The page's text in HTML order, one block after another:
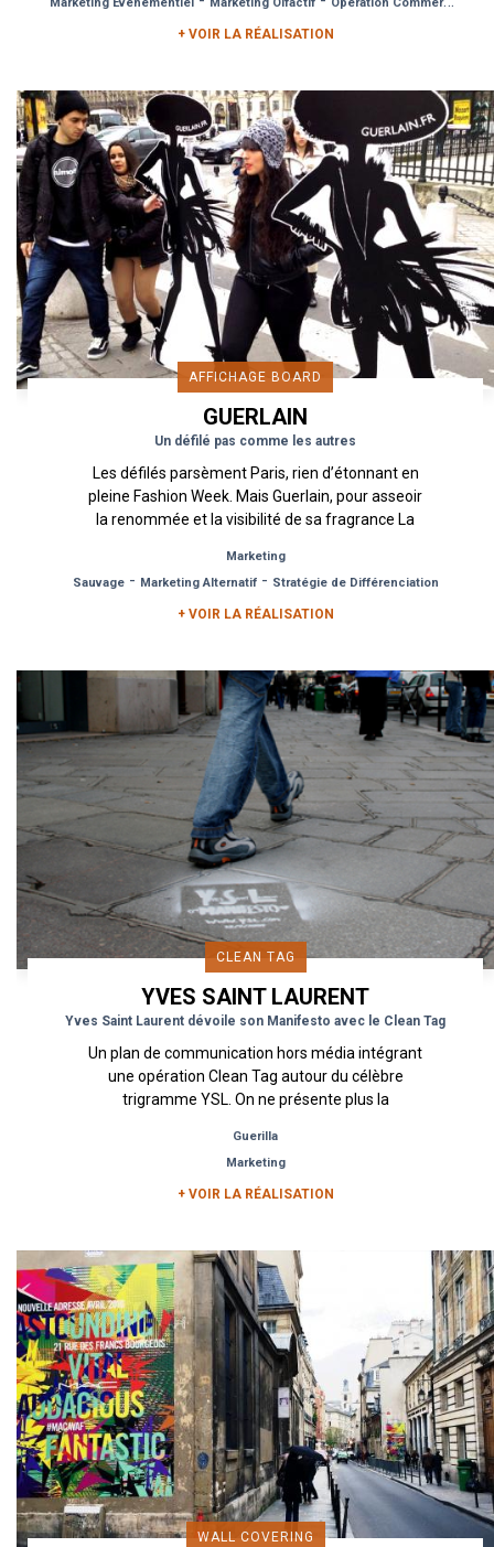
+ VOIR LA RÉALISATION
AFFICHAGE BOARD
GUERLAIN
Un défilé pas comme les autres
Les défilés parsèment Paris, rien d’étonnant en
pleine Fashion Week. Mais Guerlain, pour asseoir
la renommée et la visibilité de sa fragrance La
Marketing
Sauvage- Marketing Alternatif- Stratégie de Différenciation
+ VOIR LA RÉALISATION
CLEAN TAG
YVES SAINT LAURENT
Yves Saint Laurent dévoile son Manifesto avec le Clean Tag
Un plan de communication hors média intégrant
une opération Clean Tag autour du célèbre
trigramme YSL. On ne présente plus la
Guerilla
Marketing
+ VOIR LA RÉALISATION
WALL COVERING